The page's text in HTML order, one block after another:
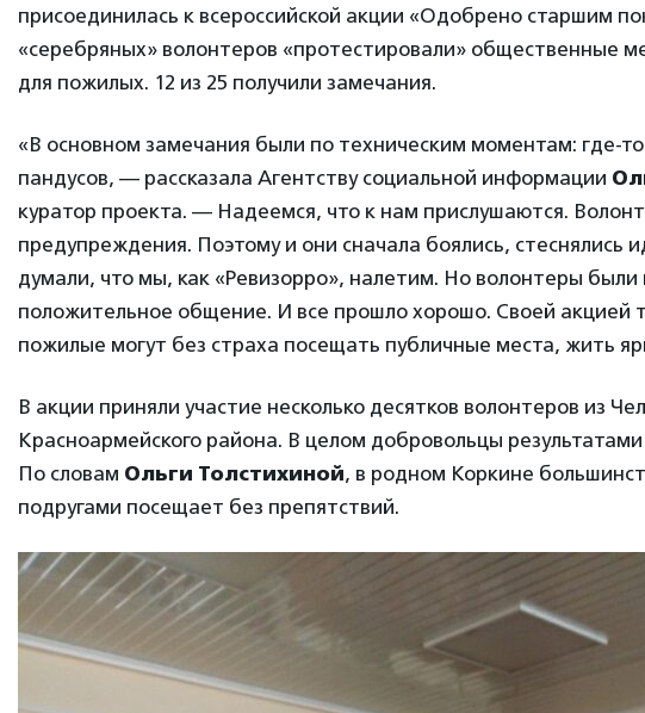
присоединилась к всероссийской акции «Одобрено старшим
«серебряных» волонтеров «протестировали» общественные
для пожилых. 12 из 25 получили замечания.
«В основном замечания были по техническим моментам: где-
пандусов, — рассказала Агентству социальной информации
куратор проекта. — Надеемся, что к нам прислушаются.
предупреждения. Поэтому и они сначала боялись, стеснялись
думали, что мы, как «Ревизорро», налетим. Но волонтеры были
положительное общение. И все прошло хорошо. Своей акцией
пожилые могут без страха посещать публичные места, жить
В акции приняли участие несколько десятков волонтеров из
Красноармейского района. В целом добровольцы
По словам Ольги Толстихиной, в родном Коркине
подругами посещает без препятствий.